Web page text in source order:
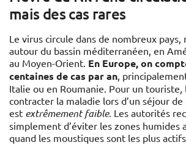
mais des cas rares
Le virus circule dans de nombreux
autour du bassin méditerranéen, en
au Moyen-Orient. En Europe, on
centaines de cas par an,
Italie ou en Roumanie. Pour un touriste,
contracter la maladie lors d’un séjour
est extrêmement faible. Les autorités
simplement d’éviter les zones humides
quand les moustiques sont les plus